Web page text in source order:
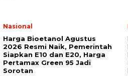
Nasional
Harga Bioetanol Agustus
2026 Resmi Naik, Pemerintah
Siapkan E10 dan E20, Harga
Pertamax Green 95 Jadi
Sorotan